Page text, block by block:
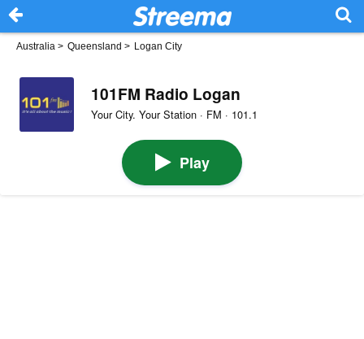
Australia > Queensland > Logan City
101FM Radio Logan
Your City. Your Station · FM · 101.1
Play